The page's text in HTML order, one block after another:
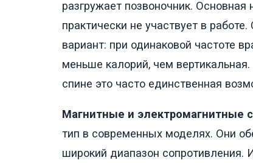
разгружает позвоночник. Основная
практически не участвует в
вариант: при одинаковой частоте
меньше калорий, чем
спине это часто единственная
Магнитные и электромагнитные
тип в современных моделях. Они
широкий диапазон сопротивления.